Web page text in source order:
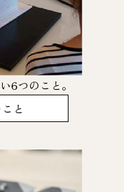
6つのこと。
と